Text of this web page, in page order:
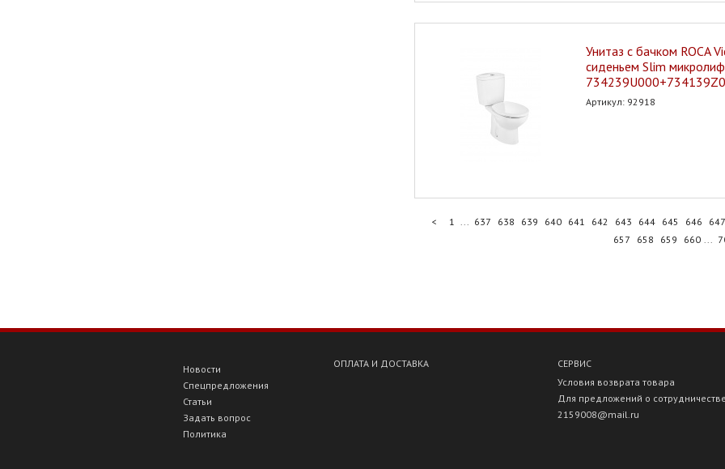
Унитаз с бачком ROCA
сиденьем Slim
Артикул: 92918
< 1 ... 637 638 639 640 641 642 643 644 645 646 647
657
658 659 660 ...
Новости
Спецпредложения
Статьи
Задать вопрос
Политика
ОПЛАТА И ДОСТАВКА
СЕРВИС
Условия возврата товара
Для предложений о сотрудничестве
2159008@mail.ru